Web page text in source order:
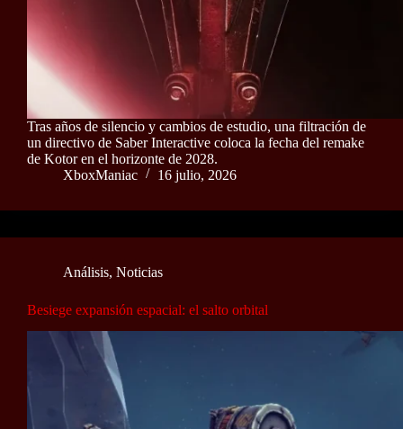
Tras años de silencio y cambios de estudio, una filtración de
un directivo de Saber Interactive coloca la fecha del remake
de Kotor en el horizonte de 2028.
XboxManiac
16 julio, 2026
Análisis, Noticias
Besiege expansión espacial: el salto orbital